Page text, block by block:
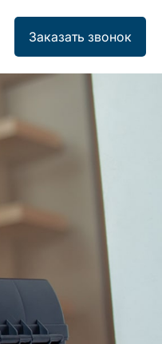
Заказать звонок